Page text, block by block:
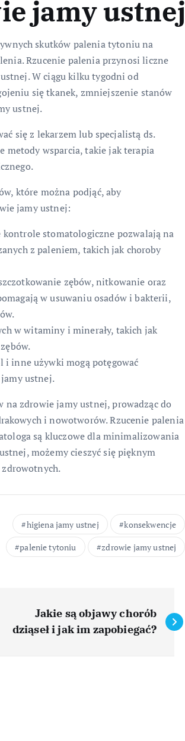
jamy ustnej
skutków palenia tytoniu na
Rzucenie palenia przynosi liczne
W ciągu kilku tygodni od
się tkanek, zmniejszenie stanów
ustnej.
się z lekarzem lub specjalistą ds.
metody wsparcia, takie jak terapia
które można podjąć, aby
jamy ustnej:
kontrole stomatologiczne pozwalają na
z paleniem, takich jak choroby
zębów, nitkowanie oraz
w usuwaniu osadów i bakterii,
w witaminy i minerały, takich jak
i inne używki mogą potęgować
ustnej.
na zdrowie jamy ustnej, prowadząc do
i nowotworów. Rzucenie palenia
są kluczowe dla minimalizowania
możemy cieszyć się pięknym
higiena jamy ustnej
konsekwencje
palenie tytoniu
zdrowie jamy ustnej
Jakie są objawy chorób
dziąseł i jak im zapobiegać?